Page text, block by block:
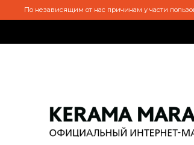
По независящим от нас причинам у части